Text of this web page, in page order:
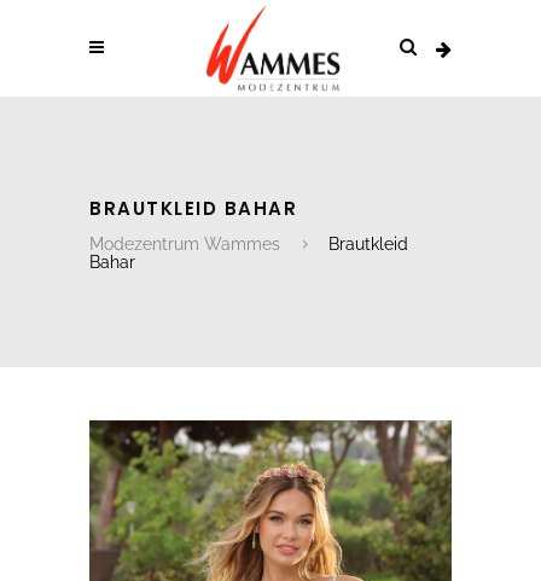
BRAUTKLEID BAHAR
Modezentrum Wammes
Brautkleid
Bahar